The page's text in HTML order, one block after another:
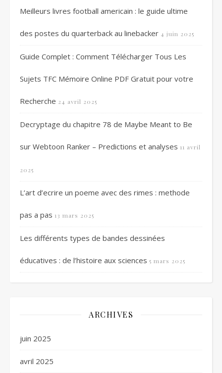
Meilleurs livres football americain : le guide ultime
des postes du quarterback au linebacker 4 juin 2025
Guide Complet : Comment Télécharger Tous Les
Sujets TFC Mémoire Online PDF Gratuit pour votre
Recherche 24 avril 2025
Decryptage du chapitre 78 de Maybe Meant to Be
sur Webtoon Ranker – Predictions et analyses 11 avril
2025
L’art d’ecrire un poeme avec des rimes : methode
pas a pas 13 mars 2025
Les différents types de bandes dessinées
éducatives : de l’histoire aux sciences 5 mars 2025
ARCHIVES
juin 2025
avril 2025